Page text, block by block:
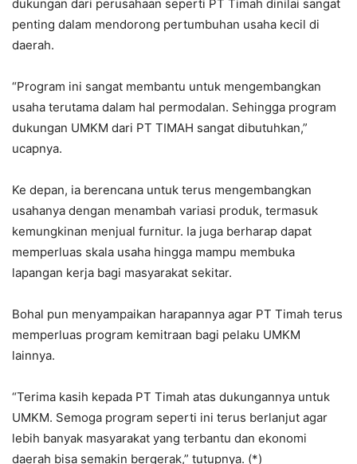
dukungan dari perusahaan seperti PT Timah dinilai sangat
penting dalam mendorong pertumbuhan usaha kecil di
daerah.
“Program ini sangat membantu untuk mengembangkan
usaha terutama dalam hal permodalan. Sehingga program
dukungan UMKM dari PT TIMAH sangat dibutuhkan,”
ucapnya.
Ke depan, ia berencana untuk terus mengembangkan
usahanya dengan menambah variasi produk, termasuk
kemungkinan menjual furnitur. Ia juga berharap dapat
memperluas skala usaha hingga mampu membuka
lapangan kerja bagi masyarakat sekitar.
Bohal pun menyampaikan harapannya agar PT Timah terus
memperluas program kemitraan bagi pelaku UMKM
lainnya.
“Terima kasih kepada PT Timah atas dukungannya untuk
UMKM. Semoga program seperti ini terus berlanjut agar
lebih banyak masyarakat yang terbantu dan ekonomi
daerah bisa semakin bergerak,” tutupnya. (*)